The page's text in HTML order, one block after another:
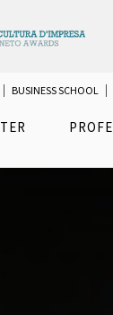
BUSINESS SCHOOL